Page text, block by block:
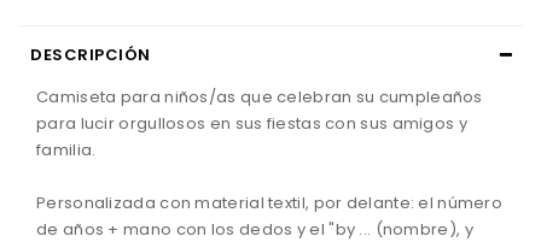
DESCRIPCIÓN
Camiseta paraniños/as que celebran su cumpleaños
para lucir orgullosos en sus fiestas con sus amigos y
familia.
Personalizada con material textil, por delante: el número
de años + mano con los dedos y el "by ... (nombre), y